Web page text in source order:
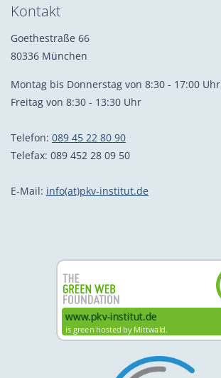
Kontakt
Goethestraße 66
80336 München
Montag bis Donnerstag von 8:30 - 17:00 Uhr
Freitag von 8:30 - 13:30 Uhr
Telefon: 089 45 22 80 90
Telefax: 089 452 28 09 50
E-Mail: info(at)pkv-institut.de